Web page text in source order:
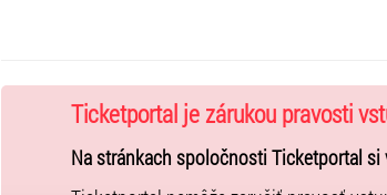
Réžia: Lukasz Kos
Ticketportal je zárukou pravosti
Na stránkach spoločnosti Ticketportal